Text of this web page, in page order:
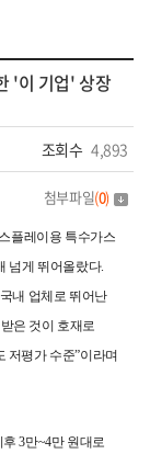
'이 기업' 상장
조회수 4,893
첨부파일(0)
플레이용 특수가스
넘게 뛰어올랐다.
내 업체로 뛰어난
은 것이 호재로
저평가 수준”이라며
3만~4만 원대로